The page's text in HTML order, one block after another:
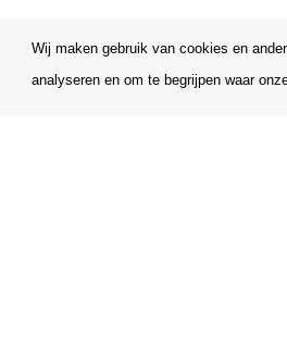
Wij maken gebruik van cookies en
analyseren en om te begrijpen waar